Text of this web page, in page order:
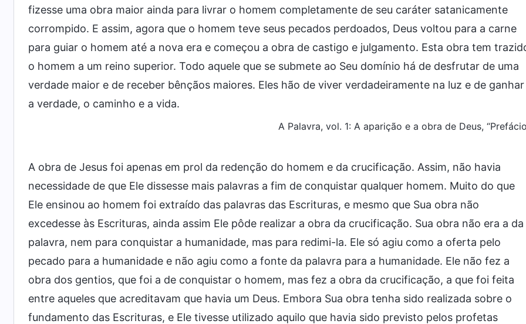
fizesse uma obra maior ainda para livrar o homem completamente de seu caráter satanicamente
corrompido. E assim, agora que o homem teve seus pecados perdoados, Deus voltou para a carne
para guiar o homem até a nova era e começou a obra de castigo e julgamento. Esta obra tem
o homem a um reino superior. Todo aquele que se submete ao Seu domínio há de desfrutar de uma
verdade maior e de receber bênçãos maiores. Eles hão de viver verdadeiramente na luz e de ganhar
a verdade, o caminho e a vida.
A Palavra, vol. 1: A aparição e a obra de Deus,
A obra de Jesus foi apenas em prol da redenção do homem e da crucificação. Assim, não havia
necessidade de que Ele dissesse mais palavras a fim de conquistar qualquer homem. Muito do que
Ele ensinou ao homem foi extraído das palavras das Escrituras, e mesmo que Sua obra não
excedesse às Escrituras, ainda assim Ele pôde realizar a obra da crucificação. Sua obra não era a da
palavra, nem para conquistar a humanidade, mas para redimi-la. Ele só agiu como a oferta pelo
pecado para a humanidade e não agiu como a fonte da palavra para a humanidade. Ele não fez a
obra dos gentios, que foi a de conquistar o homem, mas fez a obra da crucificação, a que foi feita
entre aqueles que acreditavam que havia um Deus. Embora Sua obra tenha sido realizada sobre o
fundamento das Escrituras, e Ele tivesse utilizado aquilo que havia sido previsto pelos profetas